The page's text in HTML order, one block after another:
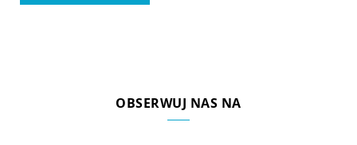
OBSERWUJ NAS NA